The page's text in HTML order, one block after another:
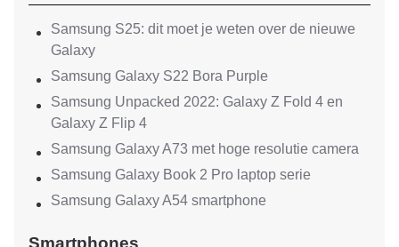
Samsung S25: dit moet je weten over de nieuwe
Galaxy
Samsung Galaxy S22 Bora Purple
Samsung Unpacked 2022: Galaxy Z Fold 4 en
Galaxy Z Flip 4
Samsung Galaxy A73 met hoge resolutie camera
Samsung Galaxy Book 2 Pro laptop serie
Samsung Galaxy A54 smartphone
Smartphones